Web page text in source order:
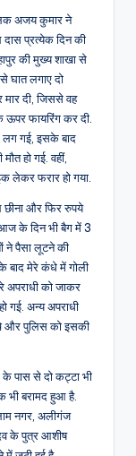
अजय कुमार ने
दास प्रत्येक दिन की
की मुख्य शाखा से
घात लगाए दो
दी, जिससे वह
फायरिंग कर दी.
गई, इसके बाद
हो गई. वहीं,
लेकर फरार हो गया.
छीना और फिर रुपये
के दिन भी बैग में 3
ने पैसा लूटने की
बाद मेरे कंधे में गोली
अपराधी को जाकर
गई. अन्य अपराधी
और पुलिस को इसकी
के पास से दो कट्टा भी
भी बरामद हुआ है.
नगर, अलीगंज
के पुत्र आशीष